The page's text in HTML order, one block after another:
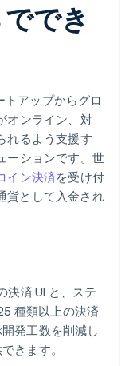
でき
トアップからグロ
オンライン、対
れるよう支援す
ーションです。世
イン決済を受け付
貨として入金され
決済 UI と、ステ
種類以上の決済
発工数を削減し
きます。